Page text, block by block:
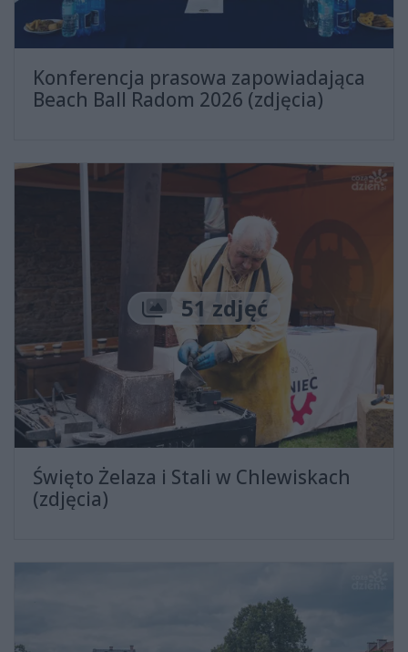
Konferencja prasowa zapowiadająca
Beach Ball Radom 2026 (zdjęcia)
Liczba zdjęć
51 zdjęć
Święto Żelaza i Stali w Chlewiskach
(zdjęcia)